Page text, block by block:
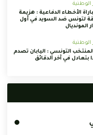
الوطنية
الأخطاء الدفاعية : هزيمة
لتونس ضد السويد في أول
المونديال
الوطنية
التونسي : اليابان تصدم
بتعادل في آخر الدقائق